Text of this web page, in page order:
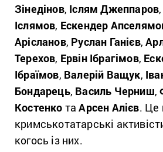
Зінедінов, Іслям Джеппаров,
Іслямов, Ескендер
Арісланов, Руслан Ганієв,
Терехов, Ервін Ібрагімов,
Ібраїмов, Валерій Ващук,
Бондарець, Василь Черниш,
Костенко таАрсен Алієв. Це
кримськотатарські
когось із них.